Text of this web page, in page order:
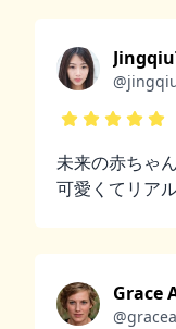
未来の赤ちゃ
可愛くてリアル
Grace